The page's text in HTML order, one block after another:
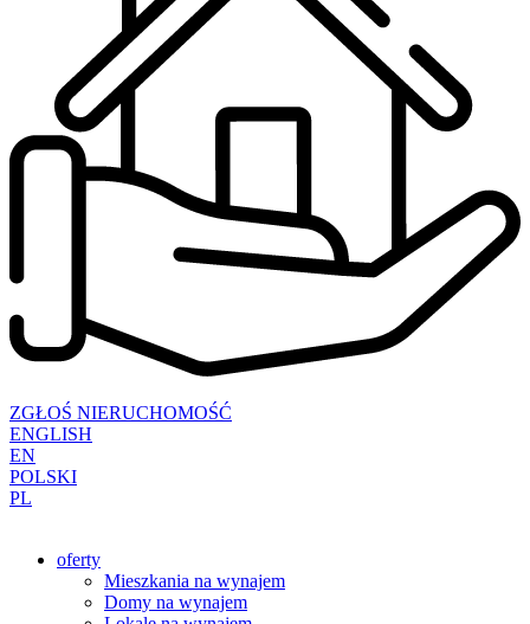
ZGŁOŚ NIERUCHOMOŚĆ
ENGLISH
EN
POLSKI
PL
oferty
Mieszkania na wynajem
Domy na wynajem